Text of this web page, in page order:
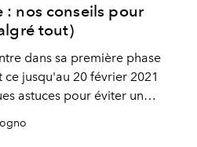
nos conseils pour
tout)
dans sa première phase
jusqu'au 20 février 2021
astuces pour éviter un